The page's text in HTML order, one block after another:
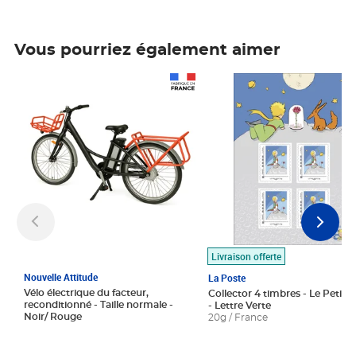
Vous pourriez également aimer
Nouvelle Attitude
Vélo électrique du facteur,
reconditionné - Taille normale -
Noir/ Rouge
Livraison offerte
La Poste
Collector 4 timbres - Le Petit
- Lettre Verte
20g / France
Prix 7,50€